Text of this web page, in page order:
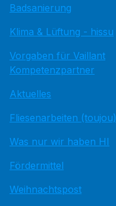
Badsanierung
Klima & Lüftung - hissu
Vorgaben für Vaillant
Kompetenzpartner
Aktuelles
Fliesenarbeiten (toujou)
Was nur wir haben HI
Fördermittel
Weihnachtspost